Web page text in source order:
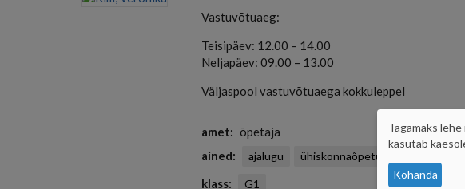
Vastuvõtuaeg:
Teisipäev: 12.00 – 14.00
Neljapäev: 09.00 – 13.00
Väljaspool vastuvõtuaega kokkuleppel
amet
õpetaja
ained
ajalugu ühiskonnaõpetus
klass G1
JA
Tagamaks
kasutab
Kohanda